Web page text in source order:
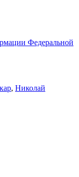
Федеральной
, Николай